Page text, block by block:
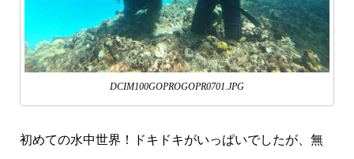
DCIM100GOPROGOPR0701.JPG
初めての水中世界！ドキドキがいっぱいでしたが、無